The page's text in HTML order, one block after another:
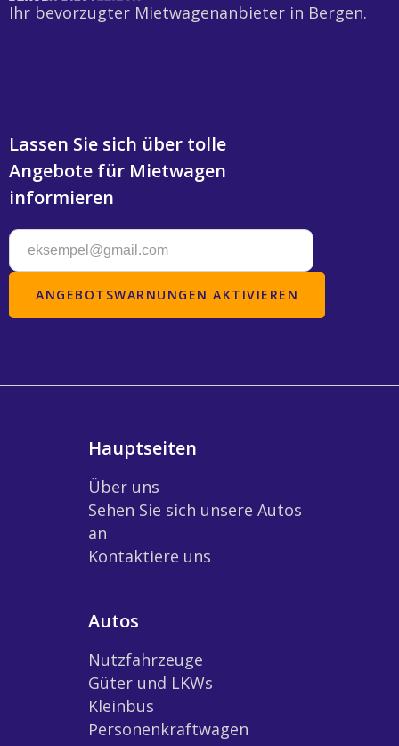
Ihr bevorzugter Mietwagenanbieter in Bergen.
Lassen Sie sich über tolle
Angebote für Mietwagen
informieren
Hauptseiten
Über uns
Sehen Sie sich unsere Autos
an
Kontaktiere uns
Autos
Nutzfahrzeuge
Güter und LKWs
Kleinbus
Personenkraftwagen